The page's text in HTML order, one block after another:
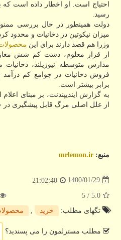
احتیاج است. او اخطار داده است که
رسید.
دولت همینطور در حال بررسی
میزان نیکوتین در دخانیات و محدود
وزرا هم قصد دارند برای این
مدارس متوسطه نیوزیلند،
فروش دخانیات در جوامع کم درآمد
برابر بیشتر است.
به گزارش ایندیپندنت، بر مبنای
از علل اصلی مرگ قابل پیشگیری در
منبع: mrlemon.ir
1400/01/29
21:02:40
5.0
/ 5
تگهای مطلب:
خرید
مطلب مسترلمون را می پسندید؟